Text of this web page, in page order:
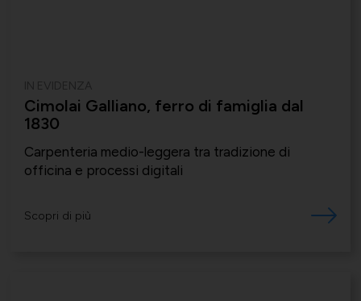
Cimolai Galliano, ferro di famiglia dal
1830
Carpenteria medio-leggera tra tradizione di
officina e processi digitali
Scopri di più